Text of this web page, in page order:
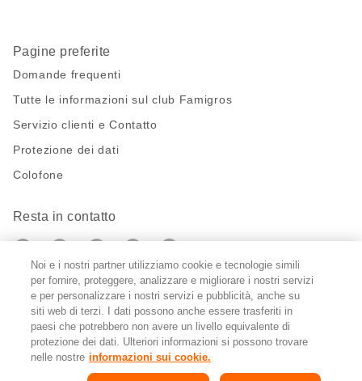
Pagine preferite
Domande frequenti
Tutte le informazioni sul club Famigros
Servizio clienti e Contatto
Protezione dei dati
Colofone
Resta in contatto
https://twitter.com/migros?
https://www.youtube.com/user/
PinterestInstagram
Impostazioni cookie
FR IT
Noi e i nostri partner utilizziamo cookie e tecnologie simili
per fornire, proteggere, analizzare e migliorare i nostri servizi
e per personalizzare i nostri servizi e pubblicità, anche su
siti web di terzi. I dati possono anche essere trasferiti in
paesi che potrebbero non avere un livello equivalente di
protezione dei dati. Ulteriori informazioni si possono trovare
nelle nostre informazioni sui cookie.